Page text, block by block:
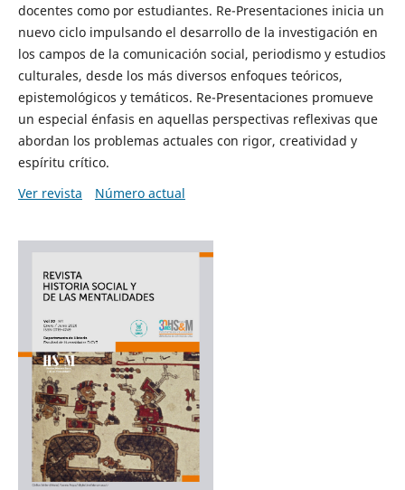
docentes como por estudiantes. Re-Presentaciones inicia un
nuevo ciclo impulsando el desarrollo de la investigación en
los campos de la comunicación social, periodismo y estudios
culturales, desde los más diversos enfoques teóricos,
epistemológicos y temáticos. Re-Presentaciones promueve
un especial énfasis en aquellas perspectivas reflexivas que
abordan los problemas actuales con rigor, creatividad y
espíritu crítico.
Ver revista
Número actual